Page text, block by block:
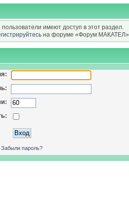
имеют доступ в этот раздел.
на форуме «Форум МАКАТЕЛ».
Забыли пароль?